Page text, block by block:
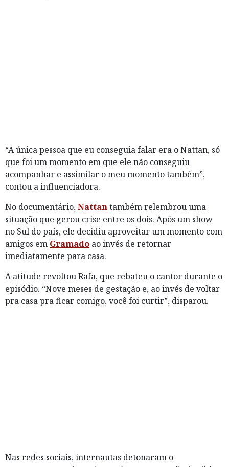
“A única pessoa que eu conseguia falar era o Nattan, só
que foi um momento em que ele não conseguiu
acompanhar e assimilar o meu momento também”,
contou a influenciadora.
No documentário,Nattantambém relembrou uma
situação que gerou crise entre os dois. Após um show
no Sul do país, ele decidiu aproveitar um momento com
amigos em Gramado ao invés de retornar
imediatamente para casa.
A atitude revoltou Rafa, que rebateu o cantor durante o
episódio. “Nove meses de gestação e, ao invés de voltar
pra casa pra ficar comigo, você foi curtir”, disparou.
Nas redes sociais, internautas detonaram o